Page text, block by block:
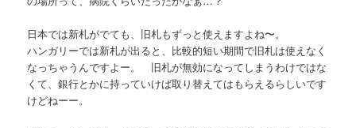
日本では新札がでても、旧札もずっと使えますよね〜。
ハンガリーでは新札が出ると、比較的短い期間で旧札は使えなく
なっちゃうんですよー。 旧札が無効になってしまうわけではな
くて、銀行とかに持っていけば取り替えてはもらえるらしいです
けどねーー。